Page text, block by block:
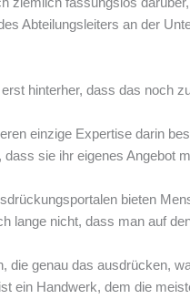
Abteilungsleiters an der
hinterher, dass das noch
einzige Expertise darin
dass sie ihr eigenes Angebot
bieten
lange nicht, dass man auf
die genau das ausdrücken,
ein Handwerk, dem die